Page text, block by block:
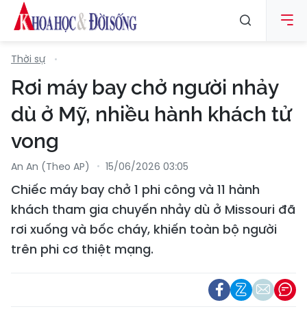
Thời sự
Rơi máy bay chở người nhảy
dù ở Mỹ, nhiều hành khách tử
vong
An An (Theo AP) 15/06/2026 03:05
Chiếc máy bay chở 1 phi công và 11 hành
khách tham gia chuyến nhảy dù ở Missouri đã
rơi xuống và bốc cháy, khiến toàn bộ người
trên phi cơ thiệt mạng.